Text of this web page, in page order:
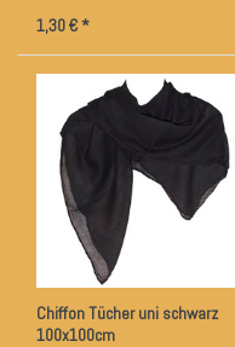
1,30 € *
Chiffon Tücher uni schwarz
100x100cm